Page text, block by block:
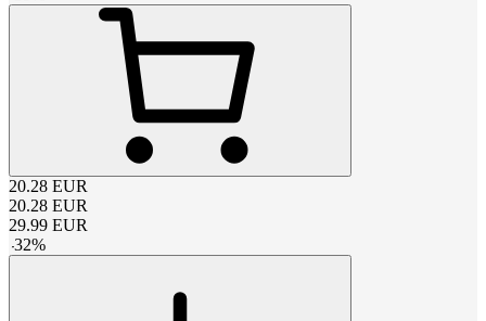
20.28 EUR
20.28 EUR
29.99 EUR
-32%